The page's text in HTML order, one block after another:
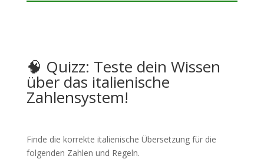
🧠 Quizz: Teste dein Wissen
über das italienische
Zahlensystem!
Finde die korrekte italienische Übersetzung für die
folgenden Zahlen und Regeln.